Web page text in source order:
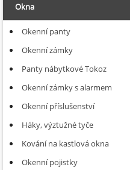
Okna
Okenní panty
Okenní zámky
Panty nábytkové Tokoz
Okenní zámky s alarmem
Okenní příslušenství
Háky, výztužné tyče
Kování na kastlová okna
Okenní pojistky